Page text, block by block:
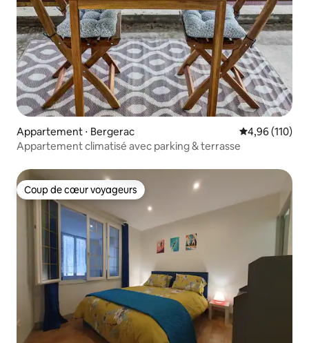
Appartement ⋅ Bergerac Évaluation
4,96 (110)
Appartement climatisé avec parking & terrasse
Coup de cœur voyageurs
Coup de cœur voyageurs